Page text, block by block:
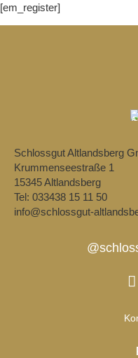
[em_register]
Schlossgut Altlandsberg
Krummenseestraße 1
15345 Altlandsberg
Tel: 033438 15 11 50
info@schlossgut-